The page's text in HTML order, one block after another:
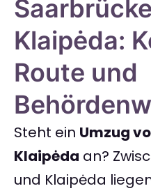
Klaipėda:
Route und
Steht ein Umzug
Klaipėda an?
und Klaipėda